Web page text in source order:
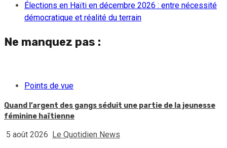
Élections en Haïti en décembre 2026 : entre nécessité
démocratique et réalité du terrain
Ne manquez pas :
Points de vue
Quand l’argent des gangs séduit une partie de la jeunesse
féminine haïtienne
5 août 2026 Le Quotidien News